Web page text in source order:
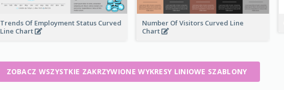
Trends Of Employment Status Curved
Line Chart
Number Of Visitors Curved Line
Chart
ZOBACZ WSZYSTKIE ZAKRZYWIONE WYKRESY LINIOWE SZABLONY